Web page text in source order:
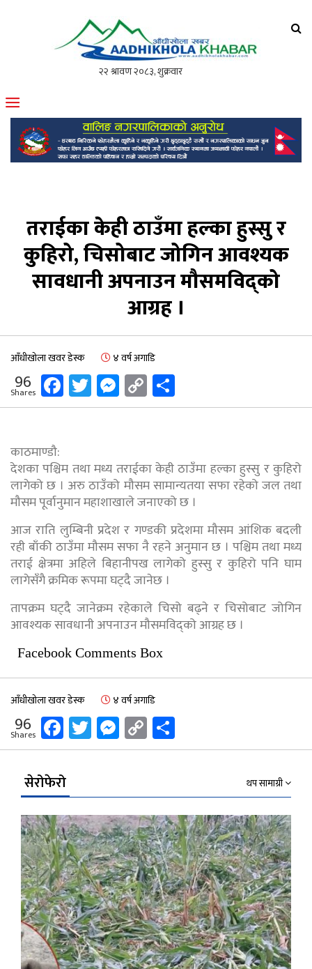
मोफसलकै लोकप्रिय अनलाइन पत्रिका
तराईका केही ठाउँमा हल्का हुस्सु र
कुहिरो, चिसोबाट जोगिन आवश्यक
सावधानी अपनाउन मौसमविद्को
आग्रह ।
आँधीखोला खवर डेस्क ४ वर्ष अगाडि
96
Shares Facebook
Twitter
Messenger
Copy
Link
काठमाण्डौ:
देशका पश्चिम तथा मध्य तराईका केही ठाउँमा हल्का हुस्सु र कुहिरो
लागेको छ । अरु ठाउँको मौसम सामान्यतया सफा रहेको जल तथा
मौसम पूर्वानुमान महाशाखाले जनाएको छ ।
आज राति लुम्बिनी प्रदेश र गण्डकी प्रदेशमा मौसम आंशिक बदली
रही बाँकी ठाउँमा मौसम सफा नै रहने अनुमान छ । पश्चिम तथा मध्य
तराई क्षेत्रमा अहिले बिहानीपख लागेको हुस्सु र कुहिरो पनि घाम
लागेसँगै क्रमिक रूपमा घट्दै जानेछ ।
तापक्रम घट्दै जानेक्रम रहेकाले चिसो बढ्ने र चिसोबाट जोगिन
आवश्यक सावधानी अपनाउन मौसमविद्को आग्रह छ ।
Facebook Comments Box
आँधीखोला खवर डेस्क ४ वर्ष अगाडि
96
Shares Facebook
Twitter
Messenger
Copy
Link
सेरोफेरो थप सामाग्री